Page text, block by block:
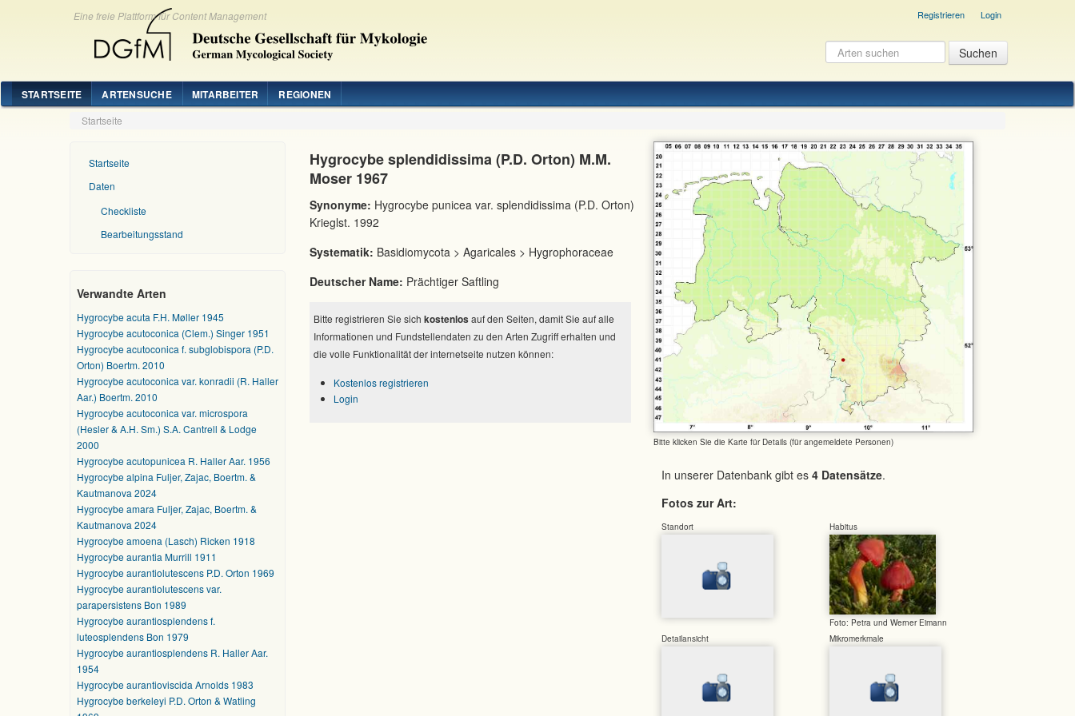
Eine freie Plattform für Content Management Registrieren Login
STARTSEITE ARTENSUCHE MITARBEITER REGIONEN
Startseite
Startseite
Daten
Checkliste
Bearbeitungsstand
Verwandte Arten
Hygrocybe acuta F.H. Møller 1945
Hygrocybe acutoconica (Clem.) Singer 1951
Hygrocybe acutoconica f. subglobispora (P.D.
Orton) Boertm. 2010
Hygrocybe acutoconica var. konradii (R. Haller
Aar.) Boertm. 2010
Hygrocybe acutoconica var. microspora
(Hesler & A.H. Sm.) S.A. Cantrell & Lodge
2000
Hygrocybe acutopunicea R. Haller Aar. 1956
Hygrocybe alpina Fuljer, Zajac, Boertm. &
Kautmanova 2024
Hygrocybe amara Fuljer, Zajac, Boertm. &
Kautmanova 2024
Hygrocybe amoena (Lasch) Ricken 1918
Hygrocybe aurantia Murrill 1911
Hygrocybe aurantiolutescens P.D. Orton 1969
Hygrocybe aurantiolutescens var.
parapersistens Bon 1989
Hygrocybe aurantiosplendens f.
luteosplendens Bon 1979
Hygrocybe aurantiosplendens R. Haller Aar.
1954
Hygrocybe aurantioviscida Arnolds 1983
Hygrocybe berkeleyi P.D. Orton & Watling
Bitte klicken Sie die Karte für Details (für angemeldete Personen)
In unserer Datenbank gibt es 4 Datensätze.
Fotos zur Art:
Standort Habitus
Foto: Petra und Werner Eimann
Detailansicht
Mikromerkmale
Hygrocybe splendidissima (P.D. Orton) M.M.
Moser 1967
Synonyme: Hygrocybe punicea var. splendidissima (P.D. Orton)
Krieglst. 1992
Systematik: Basidiomycota > Agaricales > Hygrophoraceae
Deutscher Name: Prächtiger Saftling
Bitte registrieren Sie sich kostenlos auf den Seiten, damit Sie auf alle
Informationen und Fundstellendaten zu den Arten Zugriff erhalten und
die volle Funktionalität der internetseite nutzen können:
Kostenlos registrieren
Login